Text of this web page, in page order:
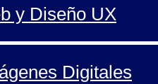
y Diseño UX
Digitales